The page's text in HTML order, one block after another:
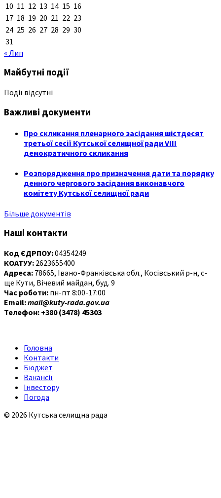
10 11 12 13 14 15 16
17 18 19 20 21 22 23
24 25 26 27 28 29 30
31
« Лип
Майбутні події
Події відсутні
Важливі документи
Про скликання пленарного засідання шістдесят
третьої сесії Кутської селищної ради VIII
демократичного скликання
Розпорядження про призначення дати та порядку
денного чергового засідання виконавчого
комітету Кутської селищної ради
Більше документів
Наші контакти
Код ЄДРПОУ:04354249
КОАТУУ: 2623655400
Адреса: 78665, Івано-Франківська обл., Косівський р-н, с-
ще Кути, Вічевий майдан, буд. 9
Час роботи: пн-пт 8:00-17:00
Email:mail@kuty-rada.gov.ua
Телефон: +380 (3478) 45303
Головна
Контакти
Бюджет
Вакансії
Інвестору
Погода
© 2026 Кутська селищна рада